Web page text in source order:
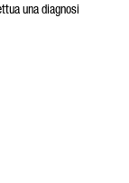
una diagnosi